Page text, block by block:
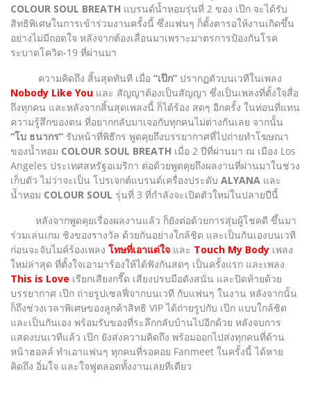
COLOUR SOUL BREATH แบรนด์น้ำหอมรุ่นที่ 2 ของ เป๊ก จะได้รับ
สิทธิพิเศษในการเข้าร่วมงานครั้งนี้ ซึ่งแฟนๆ ก็ตั้งตารอให้งานเกิดขึ้น
อย่างไม่มีถอดใจ หลังจากต้องเลื่อนมาเพราะมาตรการป้องกันโรค
ระบาดโควิด-19 ที่ผ่านมา
ความคิดถึง สิ้นสุดทันที เมื่อ “เป๊ก” ปรากฏตัวบนเวทีในเพลง
Nobody Like You และ สัญญาต้องเป็นสัญญา ซึ่งเป็นเพลงที่ตั้งใจสื่อ
ถึงทุกคน และหลังจากสิ้นสุดเพลงนี้ ก็ได้ร้อง สดๆ อีกครั้ง ในท่อนที่แทน
ความรู้สึกของตน ที่อยากกลับมาเจอกับทุกคนไม่ต่างกันเลย จากนั้น
“โบ ธนากร” รับหน้าที่พิธีกร พูดคุยถึงบรรยากาศที่ไปถ่ายทำโฆษณา
ของน้ำหอม COLOUR SOUL BREATH เมื่อ 2 ปีที่ผ่านมา ณ เมือง Los
Angeles ประเทศสหรัฐอเมริกา ต่อด้วยพูดคุยถึงผลงานที่ผ่านมาในช่วง
เก็บตัว ไม่ว่าจะเป็น โปรเจกต์แบรนด์เครื่องประดับ ALYANA และ
น้ำหอม COLOUR SOUL รุ่นที่ 3 ที่กำลังจะเปิดตัวใหม่ในปลายปีนี้
หลังจากพูดคุยเรื่องผลงานแล้ว ก็ยังต่อด้วยการสุ่มผู้โชคดี ขึ้นมา
ร่วมเล่นเกม ชิงของรางวัล ด้วยกันอย่างใกล้ชิด และเป็นกันเองบนเวที
ก่อนจะจับไมค์ร้องเพลง โทษที่เอาแต่ใจ และ Touch My Body เพลง
ใหม่ล่าสุด ที่ตั้งใจเอามาร้องให้ได้ฟังกันสดๆ เป็นครั้งแรก และเพลง
This is Love เรียกเสียงกรี๊ด เสียงปรบมือดังสนั่น และปิดท้ายด้วย
บรรยากาศ เป๊ก ถ่ายรูปเซลฟี่จากบนเวที กับแฟนๆ ในงาน หลังจากนั้น
ก็ถึงช่วงเวลาพิเศษของลูกค้าสิทธิ VIP ได้ถ่ายรูปกับ เป๊ก แบบใกล้ชิด
และเป็นกันเอง พร้อมรับของที่ระลึกกลับบ้านไปอีกด้วย หลังจบการ
แสดงบนเวทีแล้ว เป๊ก ยังส่งความคิดถึง พร้อมออกไปส่งทุกคนที่ด้าน
หน้าฮอลล์ ทำเอาแฟนๆ ทุกคนที่รอคอย Fanmeet ในครั้งนี้ ได้หาย
คิดถึง อิ่มใจ และใจฟูตลอดทั้งงานเลยทีเดียว